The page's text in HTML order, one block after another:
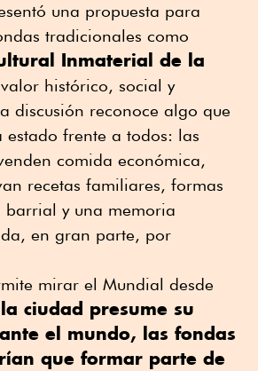
una propuesta para
tradicionales como
Inmaterial de la
histórico, social y
discusión reconoce algo que
estado frente a todos: las
comida económica,
recetas familiares, formas
barrial y una memoria
en gran parte, por
mirar el Mundial desde
ciudad presume su
el mundo, las fondas
que formar parte de